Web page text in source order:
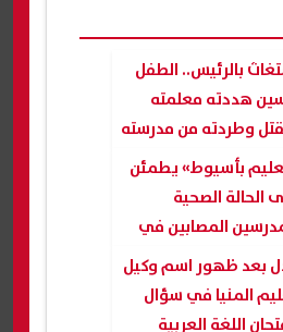
بالرئيس.. الطفل
هددته معلمته
وطردته من مدرسته
بأسيوط» يطمئن
الحالة الصحية
المصابين في
سير
بعد ظهور اسم وكيل
المنيا في سؤال
اللغة العربية